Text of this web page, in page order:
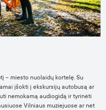
– miesto nuolaidų kortelę. Su
įšokti į ekskursijų autobusą ar
nemokamą audiogidą ir tyrinėti
Vilniaus muziejuose ar net